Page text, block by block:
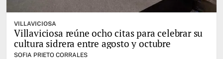
VILLAVICIOSA
Villaviciosa reúne ocho citas para celebrar su
cultura sidrera entre agosto y octubre
SOFIA PRIETO CORRALES